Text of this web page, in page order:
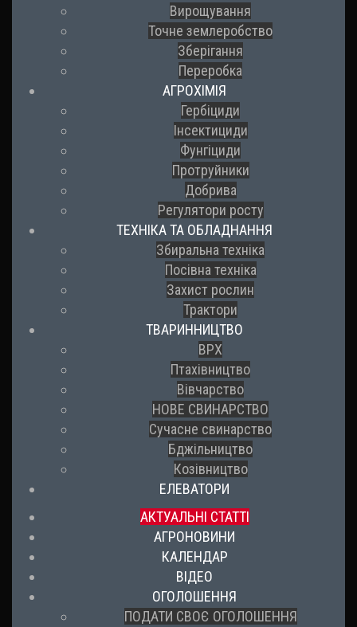
Вирощування
Точне землеробство
Зберігання
Переробка
АГРОХІМІЯ
Гербіциди
Інсектициди
Фунгіциди
Протруйники
Добрива
Регулятори росту
ТЕХНІКА ТА ОБЛАДНАННЯ
Збиральна техніка
Посівна техніка
Захист рослин
Трактори
ТВАРИННИЦТВО
ВРХ
Птахівництво
Вівчарство
НОВЕ СВИНАРСТВО
Сучасне свинарство
Бджільництво
Козівництво
ЕЛЕВАТОРИ
АКТУАЛЬНІ СТАТТІ
АГРОНОВИНИ
КАЛЕНДАР
ВІДЕО
ОГОЛОШЕННЯ
ПОДАТИ СВОЄ ОГОЛОШЕННЯ